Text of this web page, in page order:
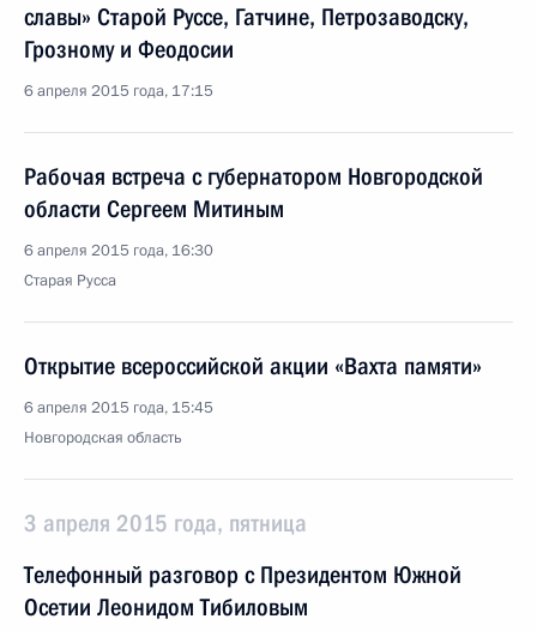
славы» Старой Руссе, Гатчине, Петрозаводску,
Грозному и Феодосии
6 апреля 2015 года, 17:15
Рабочая встреча с губернатором Новгородской
области Сергеем Митиным
6 апреля 2015 года, 16:30
Старая Русса
Открытие всероссийской акции «Вахта памяти»
6 апреля 2015 года, 15:45
Новгородская область
3 апреля 2015 года, пятница
Телефонный разговор с Президентом Южной
Осетии Леонидом Тибиловым